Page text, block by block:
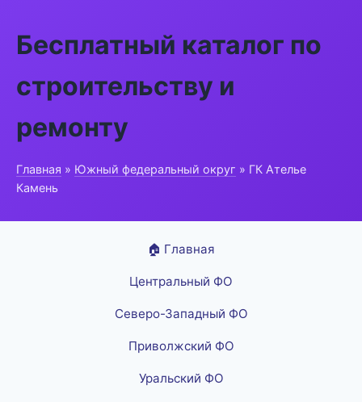
Бесплатный каталог по
строительству и
ремонту
Главная » Южный федеральный округ » ГК Ателье
Камень
🏠 Главная
Центральный ФО
Северо-Западный ФО
Приволжский ФО
Уральский ФО